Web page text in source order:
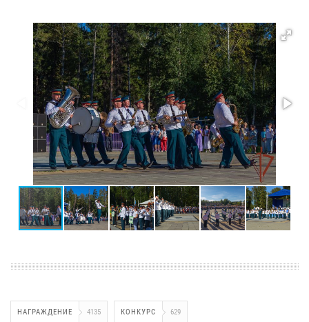
НАГРАЖДЕНИЕ 4135 КОНКУРС 629